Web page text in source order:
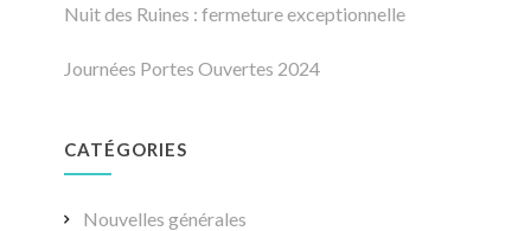
Nuit des Ruines : fermeture exceptionnelle
Journées Portes Ouvertes 2024
CATÉGORIES
Nouvelles générales